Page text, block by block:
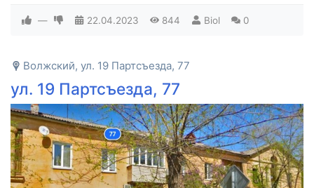
— 22.04.2023 844 Biol 0
Волжский, ул. 19 Партсъезда, 77
ул. 19 Партсъезда, 77